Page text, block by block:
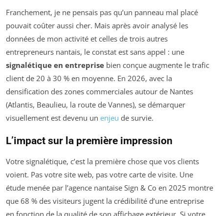
Franchement, je ne pensais pas qu’un panneau mal placé
pouvait coûter aussi cher. Mais après avoir analysé les
données de mon activité et celles de trois autres
entrepreneurs nantais, le constat est sans appel : une
signalétique en entreprise bien conçue augmente le trafic
client de 20 à 30 % en moyenne. En 2026, avec la
densification des zones commerciales autour de Nantes
(Atlantis, Beaulieu, la route de Vannes), se démarquer
visuellement est devenu un enjeu de survie.
L’impact sur la première impression
Votre signalétique, c’est la première chose que vos clients
voient. Pas votre site web, pas votre carte de visite. Une
étude menée par l’agence nantaise Sign & Co en 2025 montre
que 68 % des visiteurs jugent la crédibilité d’une entreprise
en fonction de la qualité de son affichage extérieur. Si votre